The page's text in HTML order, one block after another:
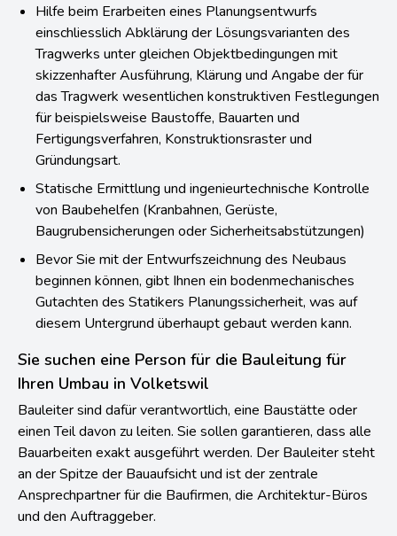
Hilfe beim Erarbeiten eines Planungsentwurfs
einschliesslich Abklärung der Lösungsvarianten des
Tragwerks unter gleichen Objektbedingungen mit
skizzenhafter Ausführung, Klärung und Angabe der für
das Tragwerk wesentlichen konstruktiven Festlegungen
für beispielsweise Baustoffe, Bauarten und
Fertigungsverfahren, Konstruktionsraster und
Gründungsart.
Statische Ermittlung und ingenieurtechnische Kontrolle
von Baubehelfen (Kranbahnen, Gerüste,
Baugrubensicherungen oder Sicherheitsabstützungen)
Bevor Sie mit der Entwurfszeichnung des Neubaus
beginnen können, gibt Ihnen ein bodenmechanisches
Gutachten des Statikers Planungssicherheit, was auf
diesem Untergrund überhaupt gebaut werden kann.
Sie suchen eine Person für die Bauleitung für
Ihren Umbau in Volketswil
Bauleiter sind dafür verantwortlich, eine Baustätte oder
einen Teil davon zu leiten. Sie sollen garantieren, dass alle
Bauarbeiten exakt ausgeführt werden. Der Bauleiter steht
an der Spitze der Bauaufsicht und ist der zentrale
Ansprechpartner für die Baufirmen, die Architektur-Büros
und den Auftraggeber.